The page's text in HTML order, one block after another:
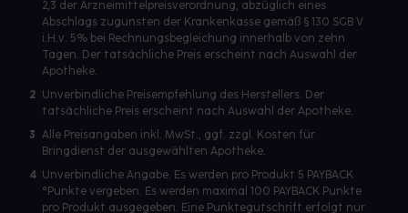
2,3 der Arzneimittelpreisverordnung, abzüglich eines
Abschlags zugunsten der Krankenkasse gemäß § 130 SGB V
i.H.v. 5% bei Rechnungsbegleichung innerhalb von zehn
Tagen. Der tatsächliche Preis erscheint nach Auswahl der
Apotheke.
2 Unverbindliche Preisempfehlung des Herstellers. Der
tatsächliche Preis erscheint nach Auswahl der Apotheke.
3 Alle Preisangaben inkl. MwSt., ggf. zzgl. Kosten für
Bringdienst der ausgewählten Apotheke.
4 Unverbindliche Angabe. Es werden pro Produkt 5 PAYBACK
°Punkte vergeben. Es werden maximal 100 PAYBACK Punkte
pro Produkt ausgegeben. Eine Punktegutschrift erfolgt nur